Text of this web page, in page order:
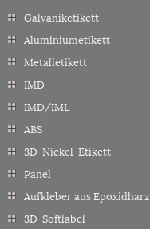
Galvaniketikett
Aluminiumetikett
Metalletikett
IMD
IMD/IML
ABS
3D-Nickel-Etikett
Panel
Aufkleber aus Epoxidharz
3D-Softlabel